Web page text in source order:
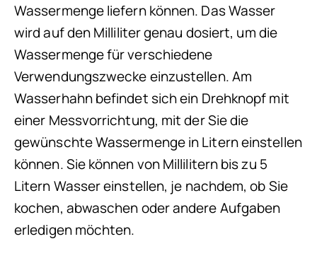
Wassermenge liefern können. Das Wasser
wird auf den Milliliter genau dosiert, um die
Wassermenge für verschiedene
Verwendungszwecke einzustellen. Am
Wasserhahn befindet sich ein Drehknopf mit
einer Messvorrichtung, mit der Sie die
gewünschte Wassermenge in Litern einstellen
können. Sie können von Millilitern bis zu 5
Litern Wasser einstellen, je nachdem, ob Sie
kochen, abwaschen oder andere Aufgaben
erledigen möchten.